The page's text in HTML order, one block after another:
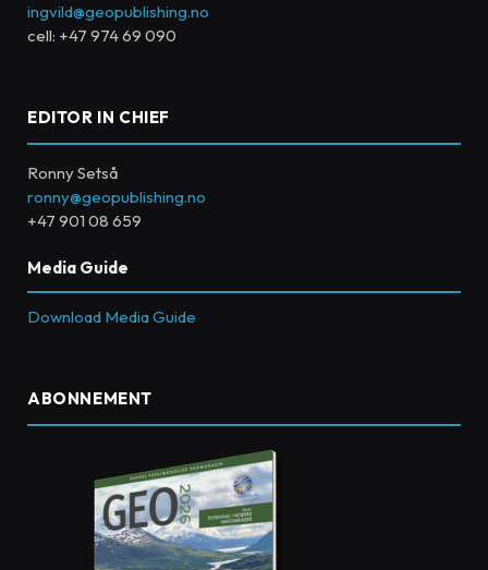
ingvild@geopublishing.no
cell: +47 974 69 090
EDITOR IN CHIEF
Ronny Setså
ronny@geopublishing.no
+47 901 08 659
Media Guide
Download Media Guide
ABONNEMENT